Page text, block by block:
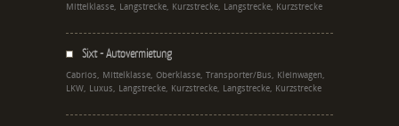
Mittelklasse, Langstrecke, Kurzstrecke, Langstrecke, Kurzstrecke
Sixt - Autovermietung
Cabrios, Mittelklasse, Oberklasse, Transporter/Bus, Kleinwagen,
LKW, Luxus, Langstrecke, Kurzstrecke, Langstrecke, Kurzstrecke